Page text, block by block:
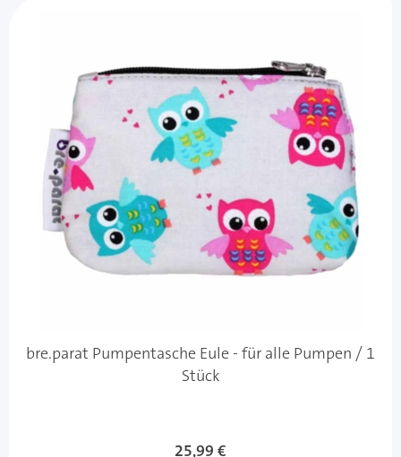
bre.parat Pumpentasche Eule - für alle Pumpen / 1
Stück
25,99 €